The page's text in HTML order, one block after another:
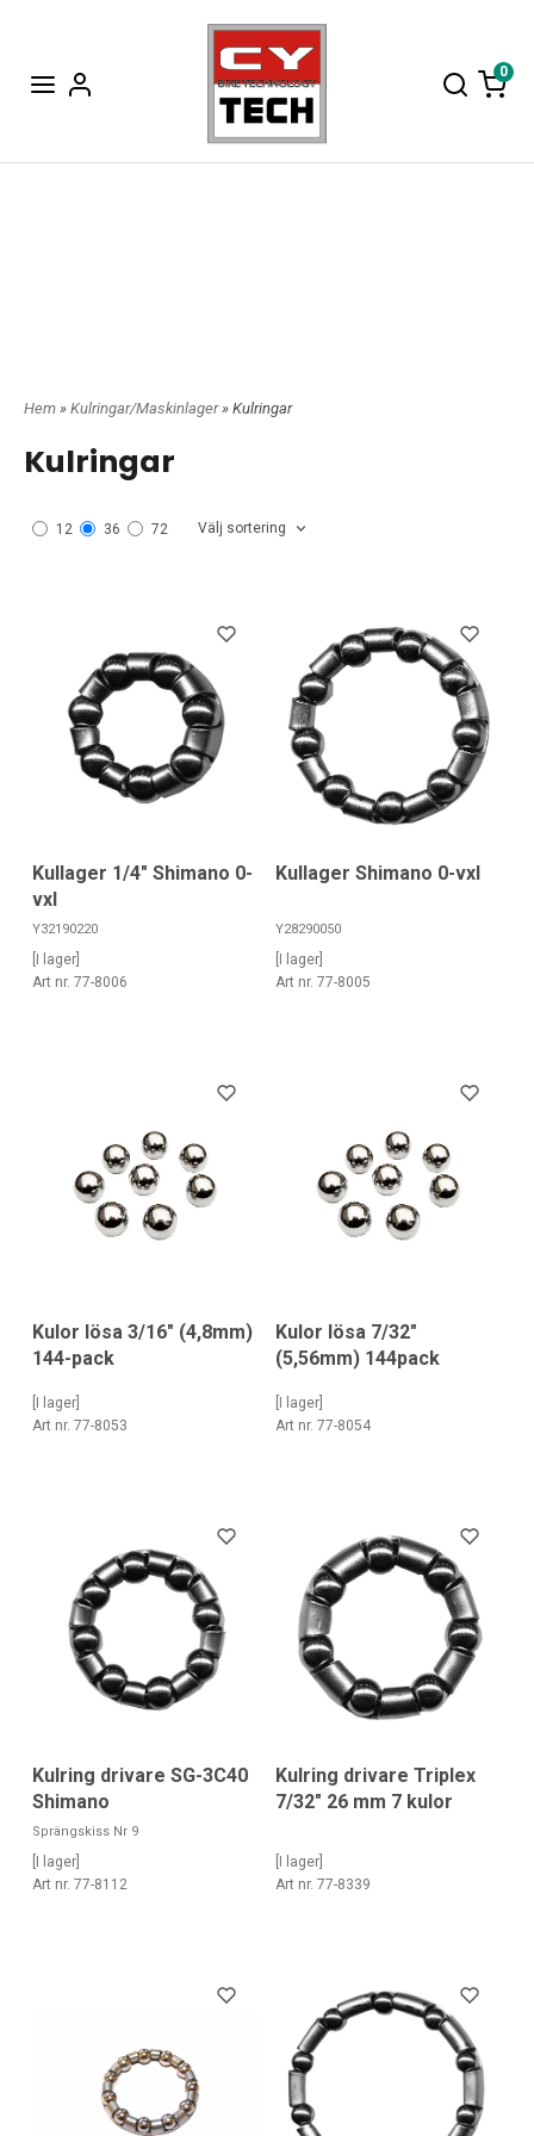
0
Hem » Kulringar/Maskinlager» Kulringar
Kulringar
12 36 72 Välj sortering
Kullager 1/4" Shimano 0-
vxl
Y32190220
[I lager]
Art nr. 77-8006
Kullager Shimano 0-vxl
Y28290050
[I lager]
Art nr. 77-8005
Kulor lösa 3/16" (4,8mm)
144-pack
[I lager]
Art nr. 77-8053
Kulor lösa 7/32"
(5,56mm) 144pack
[I lager]
Art nr. 77-8054
Kulring drivare SG-3C40
Shimano
Sprängskiss Nr 9
[I lager]
Art nr. 77-8112
Kulring drivare Triplex
7/32" 26 mm 7 kulor
[I lager]
Art nr. 77-8339